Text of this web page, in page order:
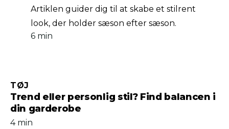
6 min
Artiklen guider dig til at skabe et stilrent
look, der holder sæson efter sæson.
Trend eller personlig stil? Find balancen i
din garderobe
TØJ
4 min